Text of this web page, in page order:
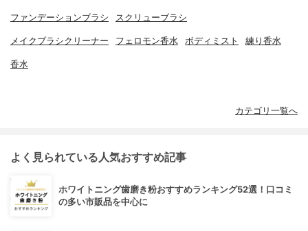
ファンデーションブラシ スクリューブラシ
メイクブラシクリーナー フェロモン香水 ボディミスト 練り香水
香水
カテゴリ一覧へ
よく見られている人気おすすめ記事
ホワイトニング歯磨き粉おすすめランキング52選！口コミ
の多い市販品を中心に